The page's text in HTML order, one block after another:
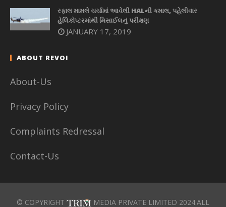
રફાલ મામલે ચર્ચામાં આવેલી HALની કમાલ, પહેલીવાર
હેલિકોપ્ટરમાંથી મિસાઈલનું પરીક્ષણ
JANUARY 17, 2019
ABOUT REVOI
About-Us
Privacy Policy
Complaints Redressal
Contact-Us
© COPYRIGHT MEDIA PRIVATE LIMITED 2024.ALL